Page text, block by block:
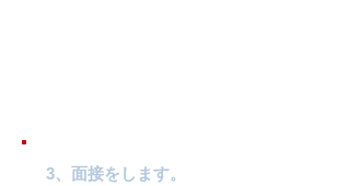
3、面接をします。